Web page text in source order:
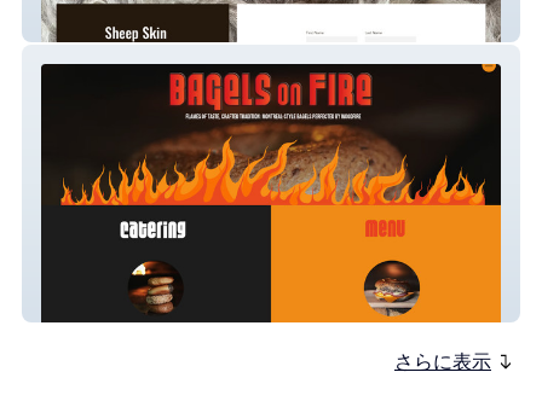
Odarka Acres
Bagels On Fire
さらに表示